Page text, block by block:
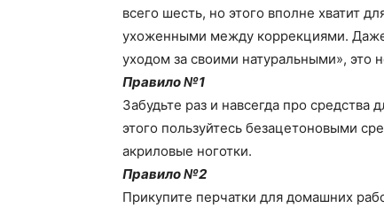
всего шесть, но этого вполне хватит
ухоженными между коррекциями. Даже
уходом за своими натуральными», это
Правило №1
Забудьте раз и навсегда про
этого пользуйтесь безацетоновыми
акриловые ноготки.
Правило №2
Прикупите перчатки для домашних